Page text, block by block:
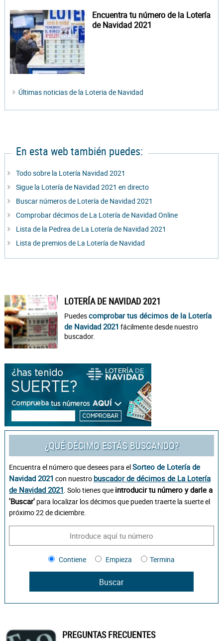
Encuentra tu número de la Lotería
de Navidad 2021
Últimas noticias de la Loteria de Navidad
En esta web también puedes:
Todo sobre la Lotería Navidad 2021
Sigue la Lotería de Navidad 2021 en directo
Buscar números de Lotería de Navidad 2021
Comprobar décimos de La Lotería de Navidad Online
Lista de la Pedrea de La Lotería de Navidad 2021
Lista de premios de La Lotería de Navidad
LOTERÍA DE NAVIDAD 2021
Puedescomprobar tus décimos de la Lotería
de Navidad 2021 fácilmente desde nuestro
buscador.
¿QUÉ DÉCIMO ESTÁS BUSCANDO?
Encuentra el número que desees para elSorteo de Lotería de
Navidad 2021 con nuestro buscador de décimos de La Lotería
de Navidad 2021. Solo tienes que introducir tu número y darle a
'Buscar'para localizar los décimos que pueden traerte la suerte el
próximo 22 de diciembre.
Contiene Empieza Termina
PREGUNTAS FRECUENTES